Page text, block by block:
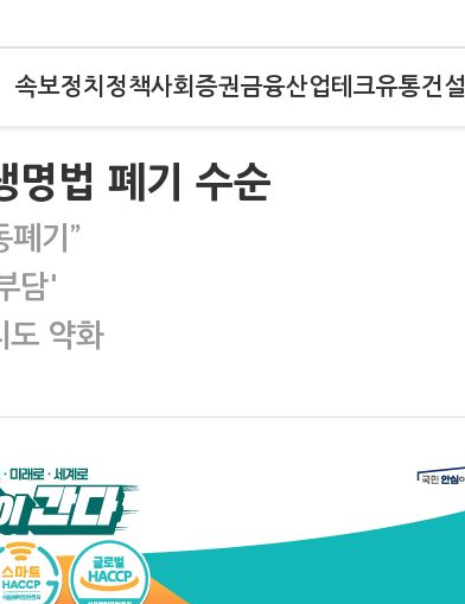
속보정치 정책사회 증권금융산업테크유통건설
명법 폐기 수순
폐기”
담'
도 약화